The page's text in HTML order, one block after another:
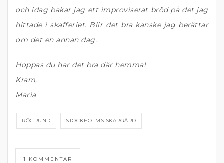
och idag bakar jag ett improviserat bröd på det jag
hittade i skafferiet. Blir det bra kanske jag berättar
om det en annan dag.
Hoppas du har det bra där hemma!
Kram,
Maria
RÖGRUND STOCKHOLMS SKÄRGÅRD
1 KOMMENTAR